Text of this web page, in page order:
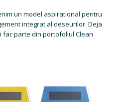
un model aspirational pentru
integrat al deseurilor. Deja
fac parte din portofoliul Clean